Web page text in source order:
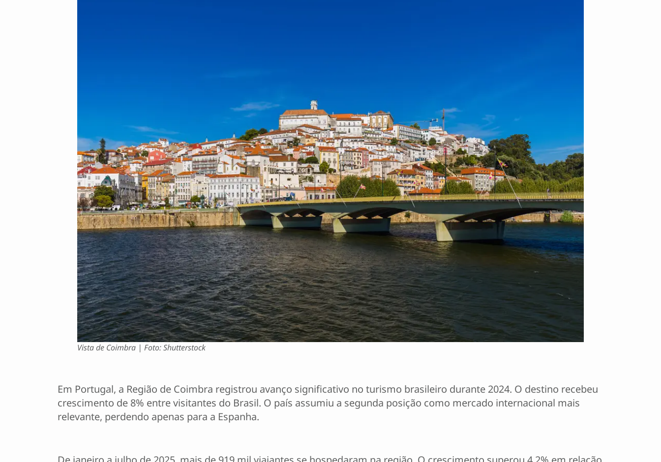
Vista de Coimbra | Foto: Shutterstock
Em Portugal, a Região de Coimbra registrou avanço significativo no turismo brasileiro durante 2024. O destino recebeu
crescimento de 8% entre visitantes do Brasil. O país assumiu a segunda posição como mercado internacional mais
relevante, perdendo apenas para a Espanha.